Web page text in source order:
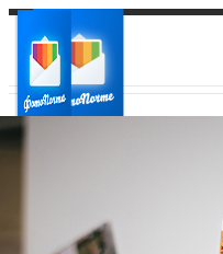
Ваш регион доставки